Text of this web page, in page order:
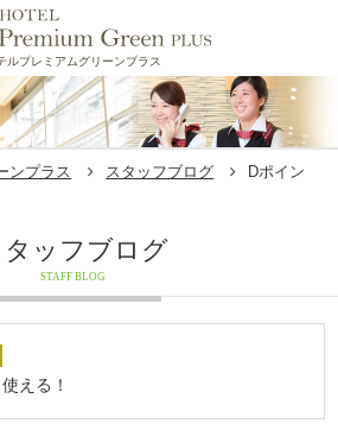
ルプレミアムグリーンプラス
ンプラス スタッフブログ
Dポイン
タッフブログ
STAFF BLOG
える！